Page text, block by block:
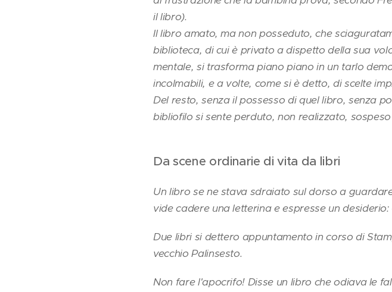
il libro).
Il libro amato, ma non posseduto, che
biblioteca, di cui è privato a dispetto della sua
mentale, si trasforma piano piano in un tarlo
incolmabili, e a volte, come si è detto, di scelte
Del resto, senza il possesso di quel libro, senza
bibliofilo si sente perduto, non realizzato,
Da scene ordinarie di vita da libri
Un libro se ne stava sdraiato sul dorso a
vide cadere una letterina e espresse un
Due libri si dettero appuntamento in corso di
vecchio Palinsesto.
Non fare l'apocrifo! Disse un libro che odiava le